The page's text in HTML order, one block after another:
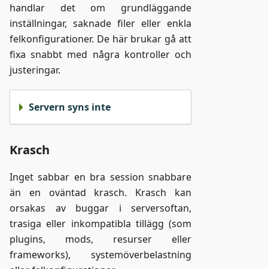
handlar det om grundläggande
inställningar, saknade filer eller enkla
felkonfigurationer. De här brukar gå att
fixa snabbt med några kontroller och
justeringar.
Servern syns inte
Krasch
Inget sabbar en bra session snabbare
än en oväntad krasch. Krasch kan
orsakas av buggar i serversoftan,
trasiga eller inkompatibla tillägg (som
plugins, mods, resurser eller
frameworks), systemöverbelastning